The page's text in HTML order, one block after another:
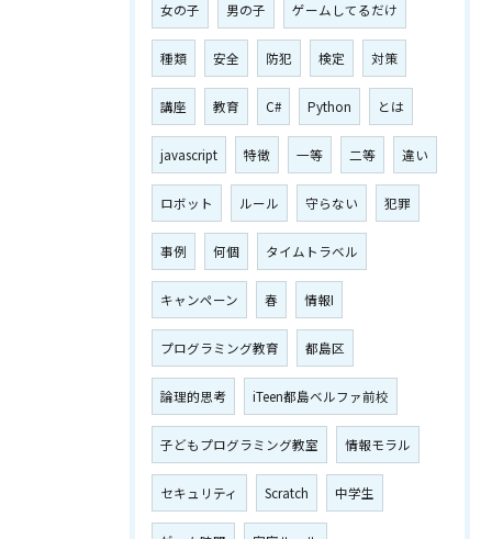
女の子 男の子 ゲームしてるだけ
種類 安全 防犯 検定 対策
講座 教育 C# Python とは
javascript 特徴 一等 二等 違い
ロボット ルール 守らない 犯罪
事例 何個 タイムトラベル
キャンペーン 春 情報I
プログラミング教育 都島区
論理的思考 iTeen都島ベルファ前校
子どもプログラミング教室 情報モラル
セキュリティ Scratch 中学生